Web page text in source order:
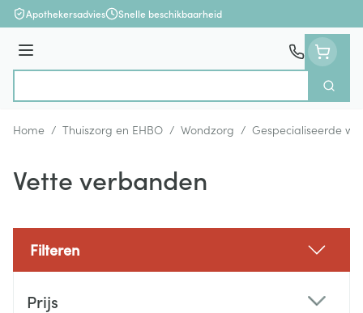
Ga naar de inhoud
Apothekersadvies Snelle beschikbaarheid
Menu
Zoek
Home / Thuiszorg en EHBO / Wondzorg / Gespecialiseerde
Vette verbanden
Filteren
Prijs